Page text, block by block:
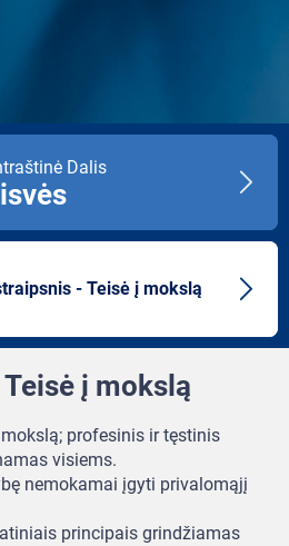
Dalis
- Teisė į mokslą
į mokslą
profesinis ir tęstinis
visiems.
nemokamai įgyti privalomąjį
principais grindžiamas